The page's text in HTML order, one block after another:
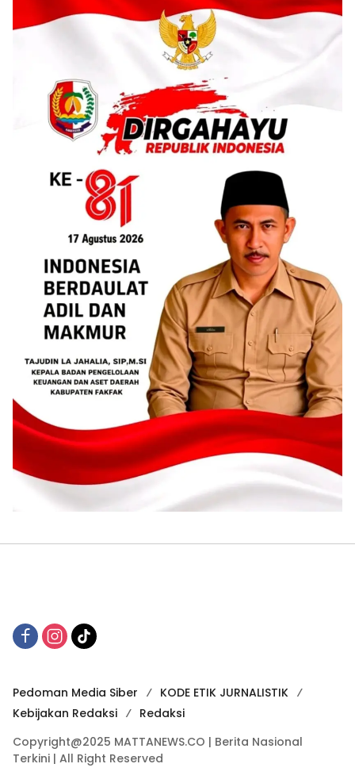
Pedoman Media Siber
KODE ETIK JURNALISTIK
Kebijakan Redaksi
Redaksi
Copyright@2025 MATTANEWS.CO | Berita Nasional
Terkini | All Right Reserved